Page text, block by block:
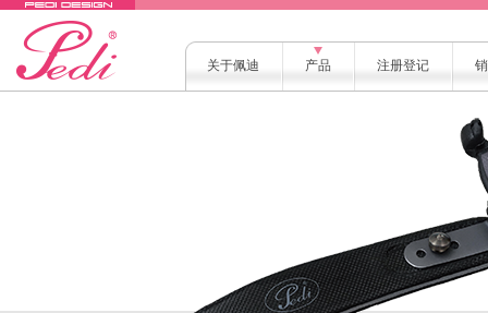
关于佩迪 产品 注册登记